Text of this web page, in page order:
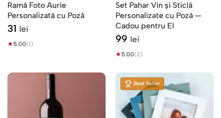
Ramă Foto Aurie
Personalizată cu Poză
31 lei
★5.00(1)
Set Pahar Vin și Sticlă
Personalizate cu Poză —
Cadou pentru El
99 lei
★5.00(2)
Best Seller